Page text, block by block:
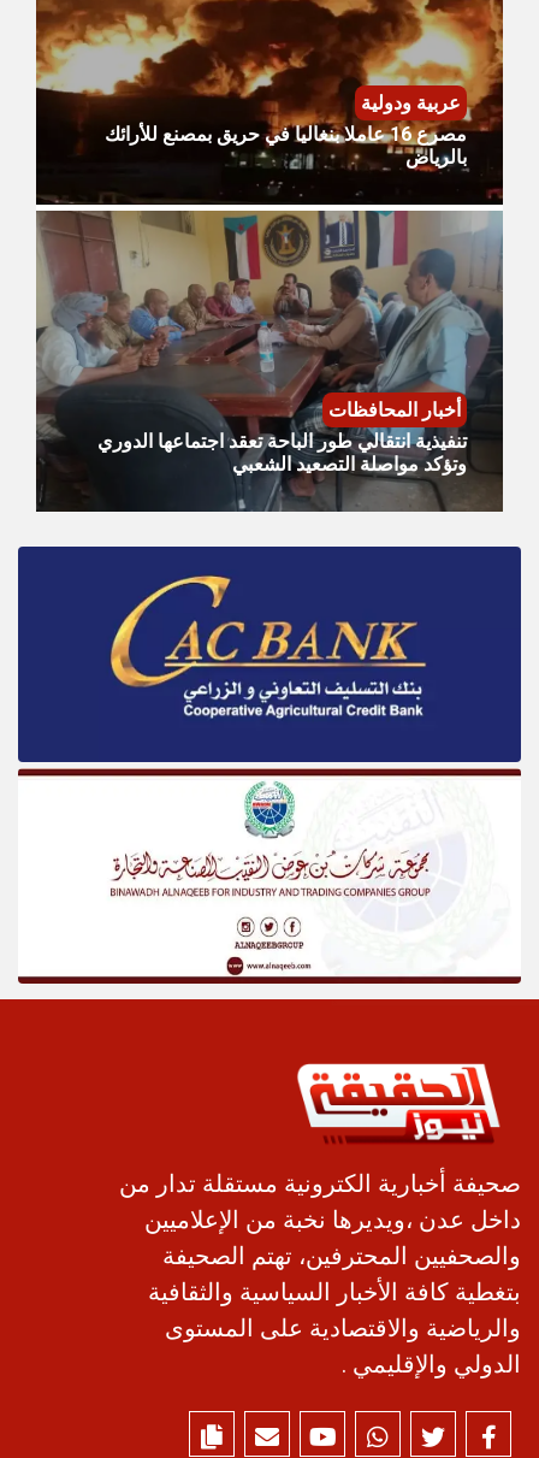
عربية ودولية
مصرع 16 عاملا بنغاليا في حريق بمصنع للأرائك
بالرياض
أخبار المحافظات
تنفيذية انتقالي طور الباحة تعقد اجتماعها الدوري
وتؤكد مواصلة التصعيد الشعبي
صحيفة أخبارية الكترونية مستقلة تدار من
داخل عدن ،ويديرها نخبة من الإعلاميين
والصحفيين المحترفين، تهتم الصحيفة
بتغطية كافة الأخبار السياسية والثقافية
والرياضية والاقتصادية على المستوى
الدولي والإقليمي .